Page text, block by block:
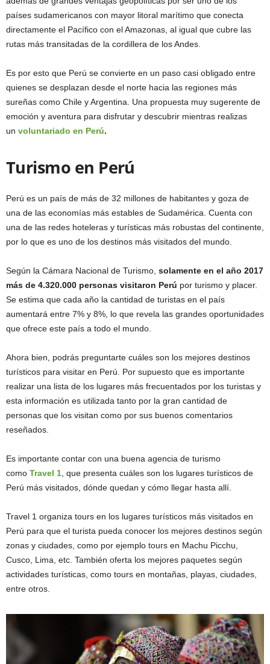
países sudamericanos con mayor litoral marítimo que conecta
directamente el Pacífico con el Amazonas, al igual que cubre las
rutas más transitadas de la cordillera de los Andes.
Es por esto que Perú se convierte en un paso casi obligado entre
quienes se desplazan desde el norte hacia las regiones más
sureñas como Chile y Argentina. Una propuesta muy sugerente de
emoción y aventura para disfrutar y descubrir mientras realizas
un voluntariado en Perú.
Turismo en Perú
Perú es un país de más de 32 millones de habitantes y goza de
una de las economías más estables de Sudamérica. Cuenta con
una de las redes hoteleras y turísticas más robustas del continente,
por lo que es uno de los destinos más visitados del mundo.
Según la Cámara Nacional de Turismo, solamente en el año 2017
más de 4.320.000 personas visitaron Perú por turismo y placer.
Se estima que cada año la cantidad de turistas en el país
aumentará entre 7% y 8%, lo que revela las grandes oportunidades
que ofrece este país a todo el mundo.
Ahora bien, podrás preguntarte cuáles son los mejores destinos
turísticos para visitar en Perú. Por supuesto que es importante
realizar una lista de los lugares más frecuentados por los turistas y
esta información es utilizada tanto por la gran cantidad de
personas que los visitan como por sus buenos comentarios
reseñados.
Es importante contar con una buena agencia de turismo
como Travel 1 , que presenta cuáles son los lugares turísticos de
Perú más visitados, dónde quedan y cómo llegar hasta allí.
Travel 1 organiza tours en los lugares turísticos más visitados en
Perú para que el turista pueda conocer los mejores destinos según
zonas y ciudades, como por ejemplo tours en Machu Picchu,
Cusco, Lima, etc. También oferta los mejores paquetes según
actividades turísticas, como tours en montañas, playas, ciudades,
entre otros.